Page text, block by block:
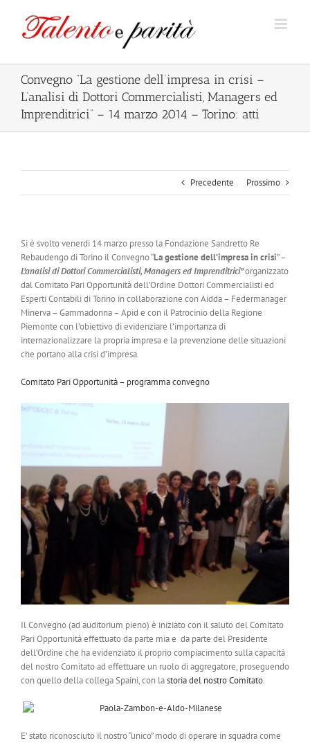
contenuto
Convegno “La gestione dell’impresa in crisi –
L’analisi di Dottori Commercialisti, Managers ed
Imprenditrici” – 14 marzo 2014 – Torino: atti
Precedente Prossimo
Si è svolto venerdi 14 marzo presso la Fondazione Sandretto Re
Rebaudengo di Torino il Convegno “La gestione dell’impresa in crisi” –
L’analisi di Dottori Commercialisti, Managers ed Imprenditrici”organizzato
dal Comitato Pari Opportunità dell’Ordine Dottori Commercialisti ed
Esperti Contabili di Torino in collaborazione con Aidda – Federmanager
Minerva – Gammadonna – Apid e con il Patrocinio della Regione
Piemonte con l’obiettivo di evidenziare l’importanza di
internazionalizzare la propria impresa e la prevenzione delle situazioni
che portano alla crisi d’impresa.
Comitato Pari Opportunità – programma convegno
Il Convegno (ad auditorium pieno) è iniziato con il saluto del Comitato
Pari Opportunità effettuato da parte mia e da parte del Presidente
dell’Ordine che ha evidenziato il proprio compiacimento sulla capacità
del nostro Comitato ad effettuare un ruolo di aggregatore, proseguendo
con quello della collega Spaini, con lastoria del nostro Comitato.
E’ stato riconosciuto il nostro “unico” modo di operare in squadra come